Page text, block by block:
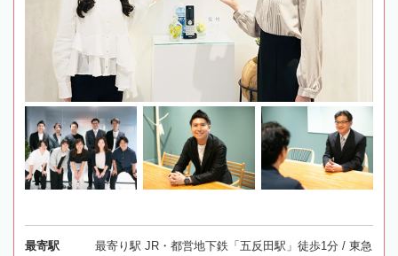
最寄駅
最寄り駅 JR・都営地下鉄「五反田駅」徒歩1分 / 東急